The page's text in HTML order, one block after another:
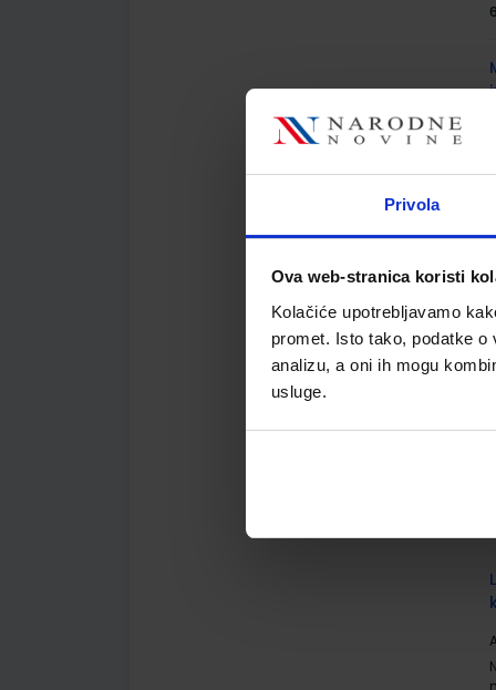
Privola
Ova web-stranica koristi
Kolačiće upotrebljavamo
promet. Isto tako, podatke
analizu, a oni ih mogu
usluge.